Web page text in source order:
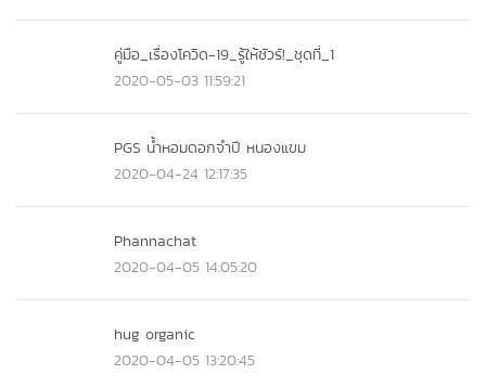
คู่มือ_เรื่องโควิด-19_รู้ให้ชัวร์!_ชุดที่_1
2020-05-03 11:59:21
PGS น้ำหอมดอกจำปี หนองแขม
2020-04-24 12:17:35
Phannachat
2020-04-05 14:05:20
hug organic
2020-04-05 13:20:45